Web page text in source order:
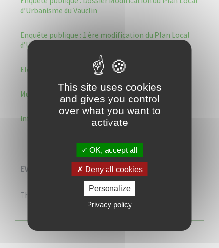
d’Urbanisme du Vauclin
Enquête publique : 1 ère modification du Plan Local
d’Urbanisme (PLU) de la commune du Vauclin.
Election 2026 : Commission de contrôle
Municipale 2026 : Transfert du Bureau de Vote n°2
Information Élections – Carte Électorale
EVENEMENTS A VENIR
There are no events
This site uses cookies
and gives you control
over what you want to
activate
OK, accept all
Deny all cookies
Personalize
Privacy policy